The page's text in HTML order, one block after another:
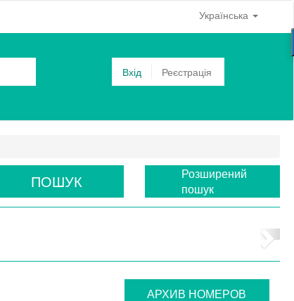
Українська
Вхід Реєстрація
ПОШУК
Розширений
пошук
АРХИВ НОМЕРОВ